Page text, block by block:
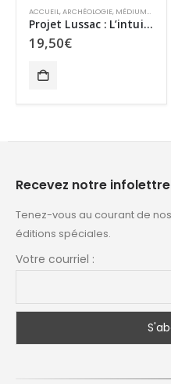
,RÉCIT HISTORIQUE
FAITS MYSTÉRIEUX
21,50€
Recevez notre infolettre
Tenez-vous au courant de
éditions spéciales.
Votre courriel :